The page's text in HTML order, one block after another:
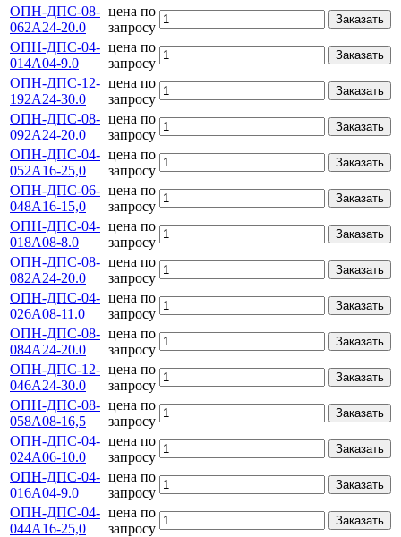
ОПН-ДПС-08-
062А24-20.0
цена по
запросу
Заказать
ОПН-ДПС-04-
014А04-9.0
цена по
запросу
Заказать
ОПН-ДПС-12-
192А24-30.0
цена по
запросу
Заказать
ОПН-ДПС-08-
092А24-20.0
цена по
запросу
Заказать
ОПН-ДПС-04-
052А16-25,0
цена по
запросу
Заказать
ОПН-ДПС-06-
048А16-15,0
цена по
запросу
Заказать
ОПН-ДПС-04-
018А08-8.0
цена по
запросу
Заказать
ОПН-ДПС-08-
082А24-20.0
цена по
запросу
Заказать
ОПН-ДПС-04-
026А08-11.0
цена по
запросу
Заказать
ОПН-ДПС-08-
084А24-20.0
цена по
запросу
Заказать
ОПН-ДПС-12-
046А24-30.0
цена по
запросу
Заказать
ОПН-ДПС-08-
058А08-16,5
цена по
запросу
Заказать
ОПН-ДПС-04-
024А06-10.0
цена по
запросу
Заказать
ОПН-ДПС-04-
016А04-9.0
цена по
запросу
Заказать
ОПН-ДПС-04-
044А16-25,0
цена по
запросу
Заказать